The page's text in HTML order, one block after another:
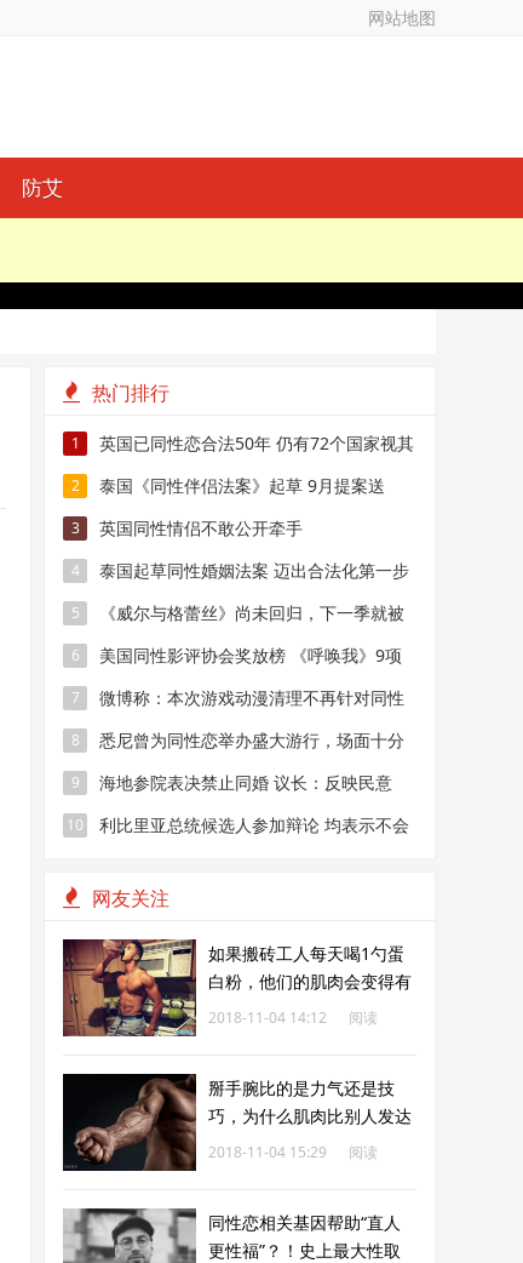
网站地图
防艾
热门排行
1
英国已同性恋合法50年 仍有72个国家视其
为犯罪
2
泰国《同性伴侣法案》起草 9月提案送
审！
3 英国同性情侣不敢公开牵手
4 泰国起草同性婚姻法案 迈出合法化第一步
5
《威尔与格蕾丝》尚未回归，下一季就被
预定了
6
美国同性影评协会奖放榜 《呼唤我》9项
提名领跑
7
微博称：本次游戏动漫清理不再针对同性
恋内容
8
悉尼曾为同性恋举办盛大游行，场面十分
壮观，一年一次
9 海地参院表决禁止同婚 议长：反映民意
10
利比里亚总统候选人参加辩论 均表示不会
网友关注
如果搬砖工人每天喝1勺蛋
白粉，他们的肌肉会变得有
多强壮？
2018-11-04 14:12
阅读
掰手腕比的是力气还是技
巧，为什么肌肉比别人发达
还会被血虐？
2018-11-04 15:29
阅读
同性恋相关基因帮助“直人
更性福”？！史上最大性取